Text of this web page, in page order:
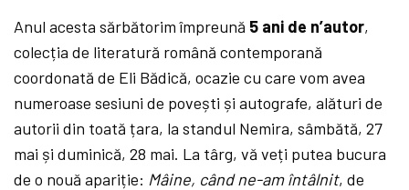
Anul acesta sărbătorim împreună 5 ani de n’autor,
colecția de literatură română contemporană
coordonată de Eli Bădică, ocazie cu care vom avea
numeroase sesiuni de povești și autografe, alături de
autorii din toată țara, la standul Nemira, sâmbătă, 27
mai și duminică, 28 mai. La târg, vă veți putea bucura
de o nouă apariție: Mâine, când ne-am întâlnit, de